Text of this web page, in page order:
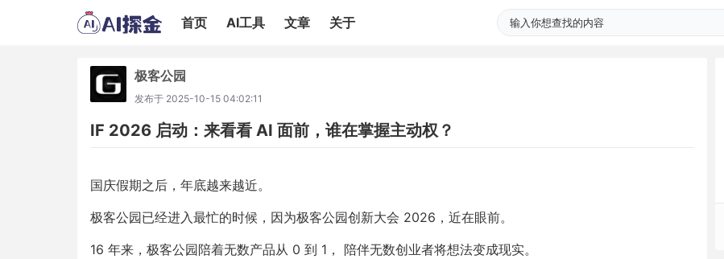
首页 AI工具 文章 关于
极客公园
发布于 2025-10-15 04:02:11
IF 2026 启动：来看看 AI 面前，谁在掌握主动权？
国庆假期之后，年底越来越近。
极客公园已经进入最忙的时候，因为极客公园创新大会 2026，近在眼前。
16 年来，极客公园陪着无数产品从 0 到 1， 陪伴无数创业者将想法变成现实。